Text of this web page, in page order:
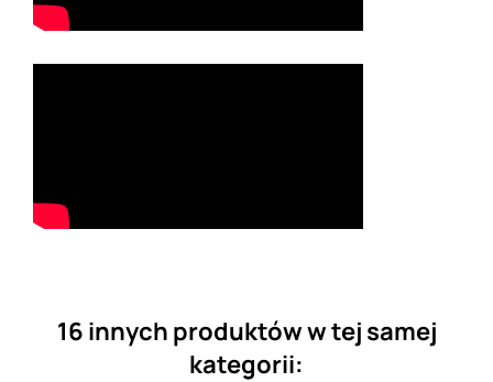
16 innych produktów w tej samej
kategorii: